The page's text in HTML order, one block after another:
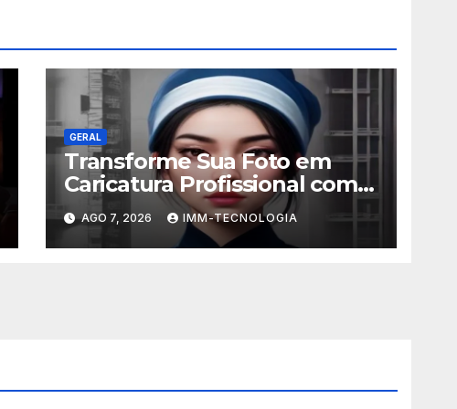
GERAL
Transforme Sua Foto em
Caricatura Profissional com
ChatGPT: A Nova Trend
Digital Explicada
AGO 7, 2026 IMM-TECNOLOGIA